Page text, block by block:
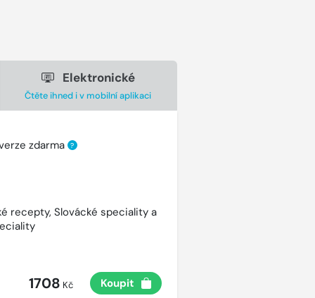
Elektronické
Čtěte ihned i v mobilní aplikaci
zdarma ?
recepty, Slovácké speciality a
1708 Kč Koupit